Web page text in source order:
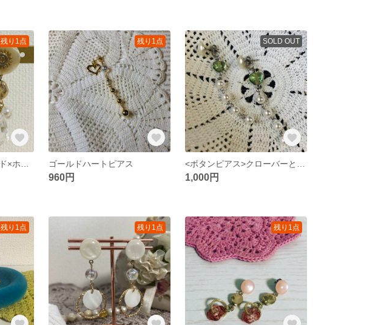
残り1点 残り1点
ゴールドハートピアス
960円
SOLD OUT
1,000円
残り1点 残り1点 残り1点